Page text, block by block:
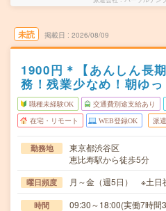
未読 掲載日 2026/08/09
1900円＊【あんしん長
務！残業少なめ！朝ゆっ
職種未経験OK 交通費別途支給あり
在宅・リモート WEB登録OK 派遣
勤務地
東京都渋谷区
恵比寿駅から徒歩5分
曜日頻度 月～金（週5日） ※土日
時間 09:30～18:00(実働7時